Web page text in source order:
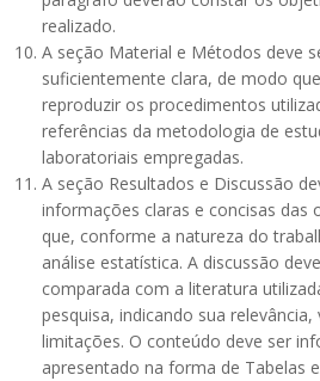
realizado.
A seção Material e Métodos deve
suficientemente clara, de modo
reproduzir os procedimentos
referências da metodologia de
laboratoriais empregadas.
A seção Resultados e Discussão
informações claras e concisas das
que, conforme a natureza do
análise estatística. A discussão
comparada com a literatura
pesquisa, indicando sua
limitações. O conteúdo deve ser
apresentado na forma de Tabelas